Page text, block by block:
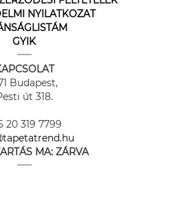
NYILATKOZAT
GYIK
Budapest,
út 318.
20 319 7799
MA: ZÁRVA